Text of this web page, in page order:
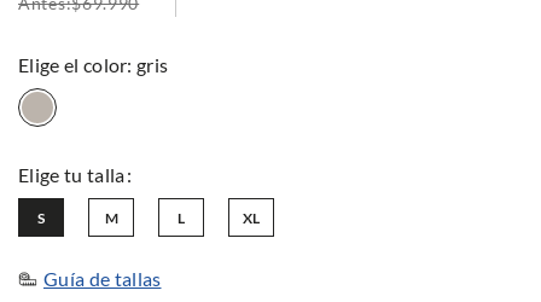
: gris
L
M
S XL
Guía de tallas